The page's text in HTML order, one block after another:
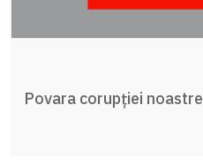
Povara corupției noastre